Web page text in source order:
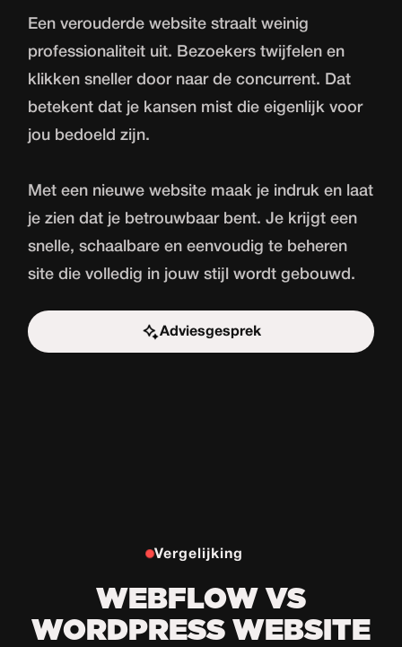
Een verouderde website straalt weinig
professionaliteit uit. Bezoekers twijfelen en
klikken sneller door naar de concurrent. Dat
betekent dat je kansen mist die eigenlijk voor
jou bedoeld zijn.
Met een nieuwe website maak je indruk en laat
je zien dat je betrouwbaar bent. Je krijgt een
snelle, schaalbare en eenvoudig te beheren
site die volledig in jouw stijl wordt gebouwd.
Adviesgesprek
Start de uitdaging
Vergelijking
WEBFLOW VS
WORDPRESS WEBSITE